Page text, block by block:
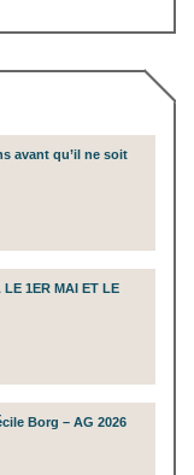
avant qu’il ne soit
LE 1ER MAI ET LE
Borg – AG 2026